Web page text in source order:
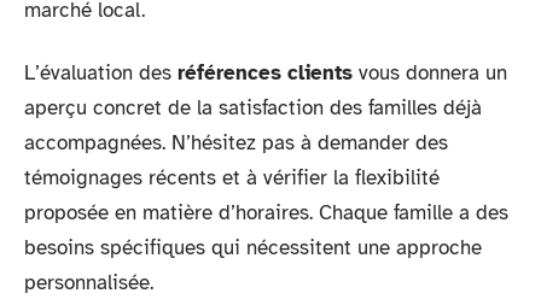
marché local.
L’évaluation des références clients vous donnera un
aperçu concret de la satisfaction des familles déjà
accompagnées. N’hésitez pas à demander des
témoignages récents et à vérifier la flexibilité
proposée en matière d’horaires. Chaque famille a des
besoins spécifiques qui nécessitent une approche
personnalisée.